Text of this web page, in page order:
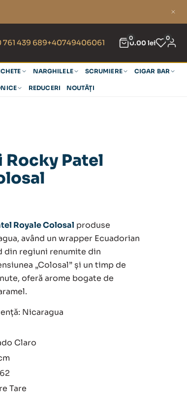
761 439 689+40749406061 0
0.00lei
0
NARGHILELE SCRUMIERE CIGAR BAR
REDUCERI NOUTĂȚI
Patel
Royale Colosal produse
având un wrapper Ecuadorian
din regiuni renumite din
„Colosal” și un timp de
oferă arome bogate de
Nicaragua
Claro
Tare